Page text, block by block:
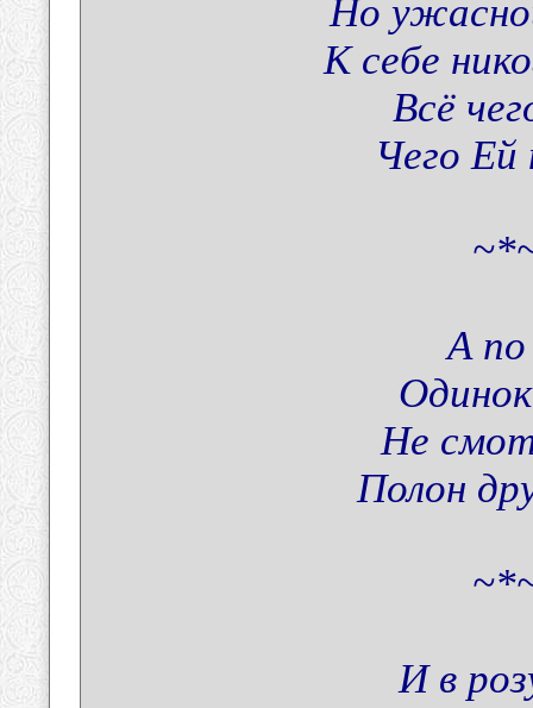
Но
К себе
Всё
Чего Ей
А по
Не
Полон
И в